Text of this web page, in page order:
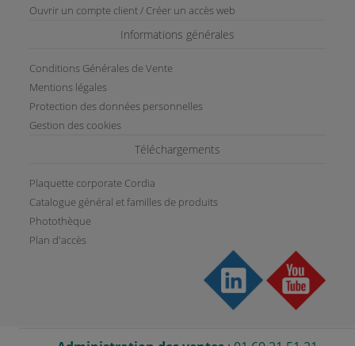
Ouvrir un compte client / Créer un accès web
Informations générales
Conditions Générales de Vente
Mentions légales
Protection des données personnelles
Gestion des cookies
Téléchargements
Plaquette corporate Cordia
Catalogue général et familles de produits
Photothèque
Plan d'accès